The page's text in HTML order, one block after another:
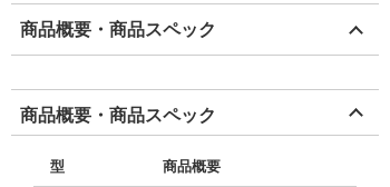
商品概要・商品スペック
商品概要・商品スペック
型 商品概要